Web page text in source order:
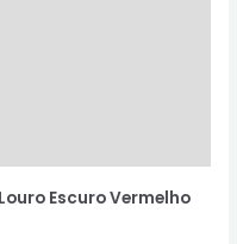
Escuro Vermelho